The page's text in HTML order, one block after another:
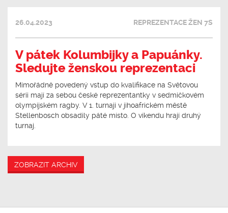
26.04.2023 REPREZENTACE ŽEN 7S
V pátek Kolumbijky a Papuánky.
Sledujte ženskou reprezentaci
Mimořádně povedený vstup do kvalifikace na Světovou
sérii mají za sebou české reprezentantky v sedmičkovém
olympijském ragby. V 1. turnaji v jihoafrickém městě
Stellenbosch obsadily páté místo. O víkendu hrají druhý
turnaj.
ZOBRAZIT ARCHIV